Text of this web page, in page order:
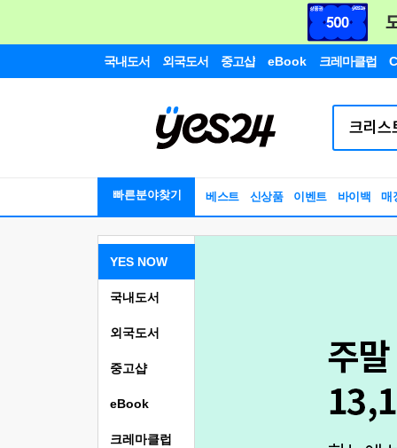
국내도서 외국도서 중고샵 eBook 크레마클럽
빠른분야찾기 베스트 신상품 이벤트 바이백 매
YES NOW
국내도서
외국도서
중고샵
eBook
크레마클럽